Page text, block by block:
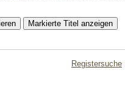
Registersuche